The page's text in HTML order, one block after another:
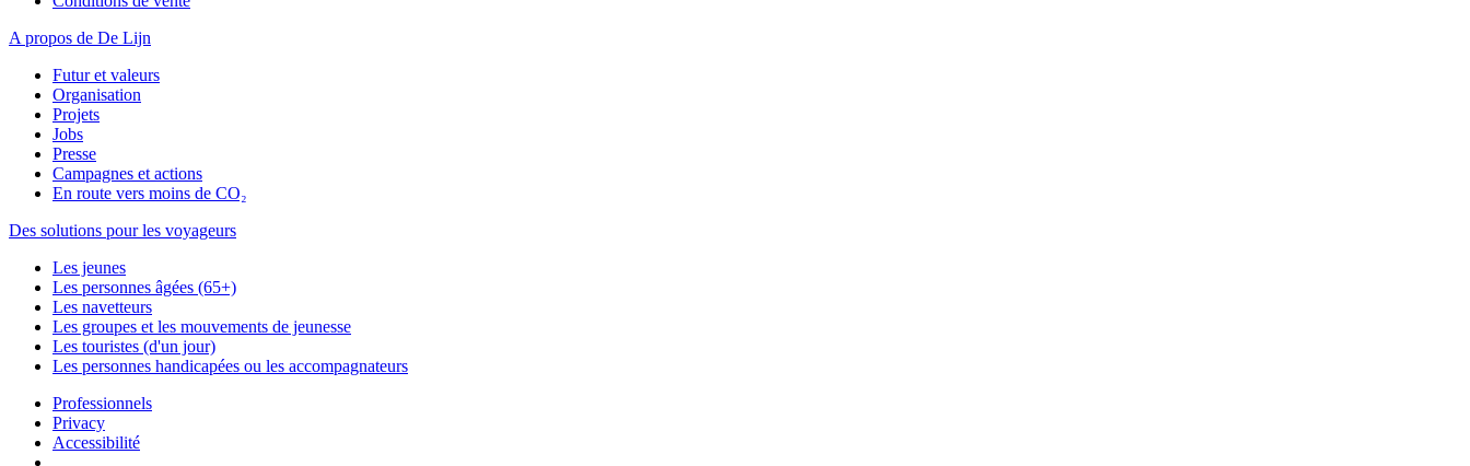
A propos de De Lijn
Futur et valeurs
Organisation
Projets
Jobs
Presse
Campagnes et actions
En route vers moins de CO₂
Des solutions pour les voyageurs
Les jeunes
Les personnes âgées (65+)
Les navetteurs
Les groupes et les mouvements de jeunesse
Les touristes (d'un jour)
Les personnes handicapées ou les accompagnateurs
Professionnels
Privacy
Accessibilité